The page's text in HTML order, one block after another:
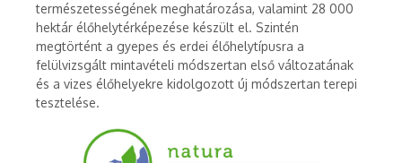
természetességének meghatározása, valamint 28 000
hektár élőhelytérképezése készült el. Szintén
megtörtént a gyepes és erdei élőhelytípusra a
felülvizsgált mintavételi módszertan első változatának
és a vizes élőhelyekre kidolgozott új módszertan terepi
tesztelése.